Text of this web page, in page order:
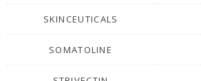
SKINCEUTICALS
SOMATOLINE